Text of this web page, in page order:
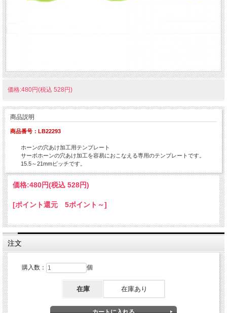
価格:480円(税込 528円)
商品説明
商品番号：LB22293
ホーンの穴あけ加工用テンプレート
サーボホーンの穴あけ加工を容易におこなえる専用のテンプレートです。
15.5～21mmピッチです。
価格:480円(税込 528円)
[ポイント還元 5ポイント～]
注文
購入数： 個
在庫 在庫あり